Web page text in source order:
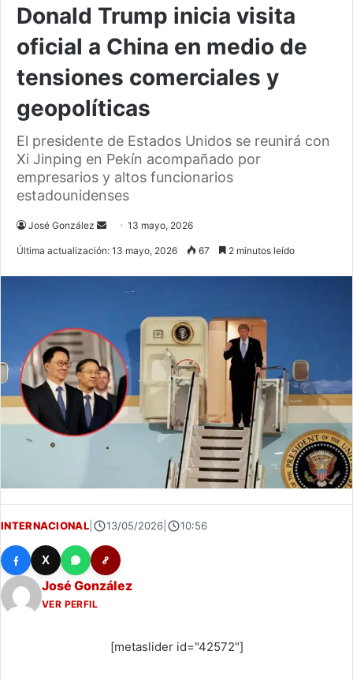
Donald Trump inicia visita
oficial a China en medio de
tensiones comerciales y
geopolíticas
El presidente de Estados Unidos se reunirá con
Xi Jinping en Pekín acompañado por
empresarios y altos funcionarios
estadounidenses
José González
Send13 mayo, 2026
Última actualización: 13 mayo, 2026 67 2 minutos leído
INTERNACIONAL| 13/05/2026| 10:56
X
José González
VER PERFIL
[metaslider id="42572"]